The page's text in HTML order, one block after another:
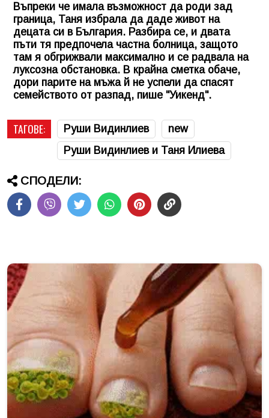
Въпреки че имала възможност да роди зад
граница, Таня избрала да даде живот на
децата си в България. Разбира се, и двата
пъти тя предпочела частна болница, защото
там я обгрижвали максимално и се радвала на
луксозна обстановка. В крайна сметка обаче,
дори парите на мъжа й не успели да спасят
семейството от разпад, пише "Уикенд".
ТАГОВЕ: Руши Видинлиев
new
Руши Видинлиев и Таня Илиева
СПОДЕЛИ: